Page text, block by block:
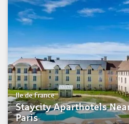
Ile de France
Staycity Aparthotels
Paris